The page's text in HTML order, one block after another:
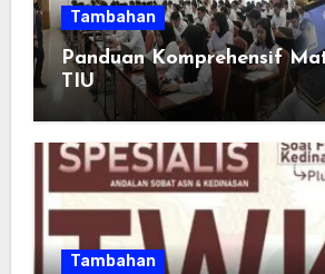
Tambahan
Panduan Komprehensif
TIU
Tambahan